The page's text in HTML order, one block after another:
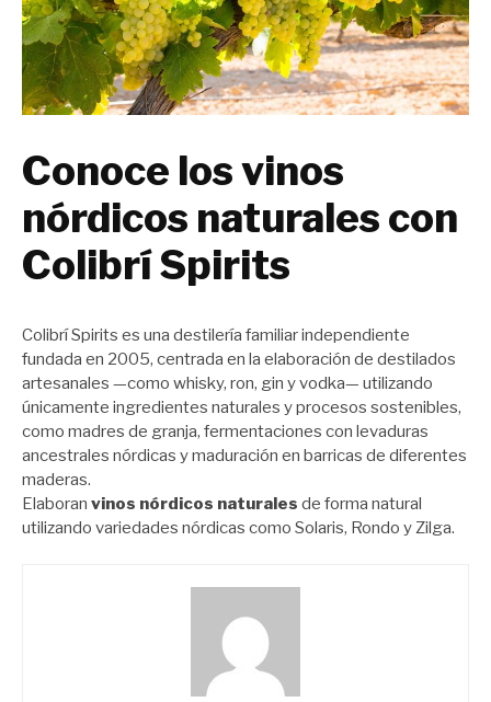
Conoce los vinos
nórdicos naturales con
Colibrí Spirits
Colibrí Spirits es una destilería familiar independiente
fundada en 2005, centrada en la elaboración de destilados
artesanales —como whisky, ron, gin y vodka— utilizando
únicamente ingredientes naturales y procesos sostenibles,
como madres de granja, fermentaciones con levaduras
ancestrales nórdicas y maduración en barricas de diferentes
maderas.
Elaboran vinos nórdicos naturales de forma natural
utilizando variedades nórdicas como Solaris, Rondo y Zilga.